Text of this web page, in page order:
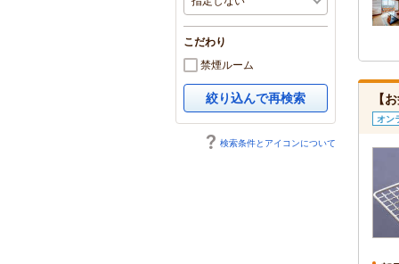
こだわり
禁煙ルーム
絞り込んで再検索
検索条件とアイコンについて
【
オン